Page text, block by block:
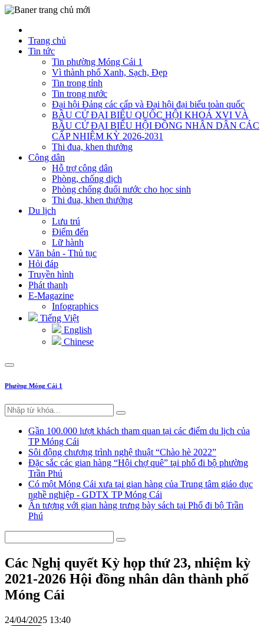
Trang chủ
Tin tức
Tin phường Móng Cái 1
Vì thành phố Xanh, Sạch, Đẹp
Tin trong tỉnh
Tin trong nước
Đại hội Đảng các cấp và Đại hội đại biểu toàn quốc
BẦU CỬ ĐẠI BIỂU QUỐC HỘI KHOÁ XVI VÀ
BẦU CỬ ĐẠI BIỂU HỘI ĐỒNG NHÂN DÂN CÁC
CẤP NHIỆM KỲ 2026-2031
Thi đua, khen thưởng
Công dân
Hỗ trợ công dân
Phòng, chống dịch
Phòng chống đuối nước cho học sinh
Thi đua, khen thưởng
Du lịch
Lưu trú
Điểm đến
Lữ hành
Văn bản - Thủ tục
Hỏi đáp
Truyền hình
Phát thanh
E-Magazine
Infographics
Tiếng Việt
English
Chinese
Phường Móng Cái 1
Gần 100.000 lượt khách tham quan tại các điểm du lịch của
TP Móng Cái
Sôi động chương trình nghệ thuật “Chào hè 2022”
Đặc sắc các gian hàng “Hội chợ quê” tại phố đi bộ phường
Trần Phú
Có một Móng Cái xưa tại gian hàng của Trung tâm giáo dục
nghề nghiệp - GDTX TP Móng Cái
Ấn tượng với gian hàng trưng bày sách tại Phố đi bộ Trần
Phú
Các Nghị quyết Kỳ họp thứ 23, nhiệm kỳ
2021-2026 Hội đồng nhân dân thành phố
Móng Cái
24/04/2025 13:40